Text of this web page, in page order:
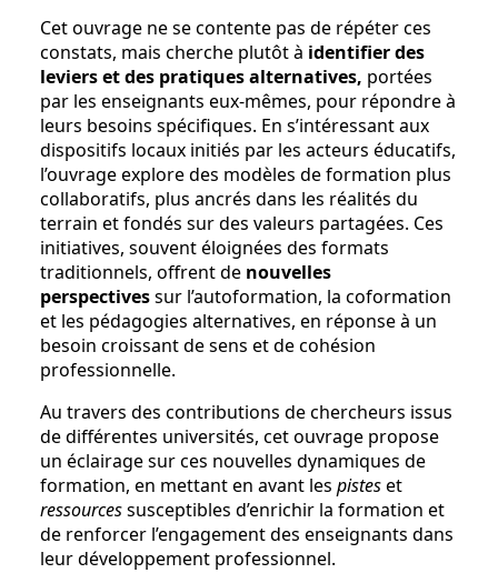
Cet ouvrage ne se contente pas de répéter ces
constats, mais cherche plutôt à identifier des
leviers et des pratiques alternatives, portées
par les enseignants eux-mêmes, pour répondre à
leurs besoins spécifiques. En s’intéressant aux
dispositifs locaux initiés par les acteurs éducatifs,
l’ouvrage explore des modèles de formation plus
collaboratifs, plus ancrés dans les réalités du
terrain et fondés sur des valeurs partagées. Ces
initiatives, souvent éloignées des formats
traditionnels, offrent de nouvelles
perspectivessur l’autoformation, la coformation
et les pédagogies alternatives, en réponse à un
besoin croissant de sens et de cohésion
professionnelle.
Au travers des contributions de chercheurs issus
de différentes universités, cet ouvrage propose
un éclairage sur ces nouvelles dynamiques de
formation, en mettant en avant les pisteset
ressourcessusceptibles d’enrichir la formation et
de renforcer l’engagement des enseignants dans
leur développement professionnel.